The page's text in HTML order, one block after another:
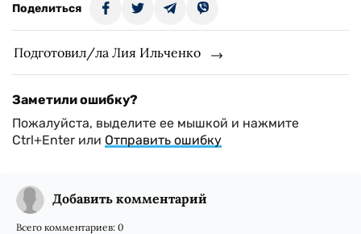
Поделиться
Подготовил/ла Лия Ильченко
Заметили ошибку?
Пожалуйста, выделите ее мышкой и нажмите
Ctrl+Enter или Отправить ошибку
Добавить комментарий
Всего комментариев: 0